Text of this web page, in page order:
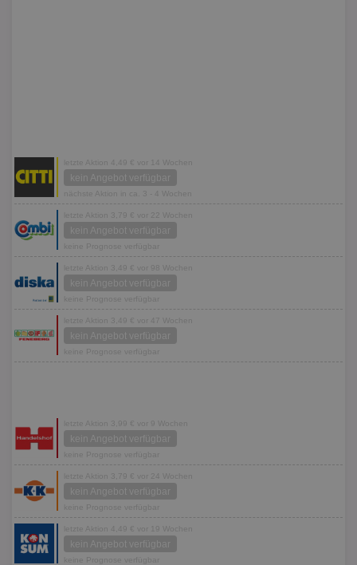
letzte Aktion 4,49 € vor 14 Wochen
kein Angebot verfügbar
nächste Aktion in ca. 3 - 4 Wochen
letzte Aktion 3,79 € vor 22 Wochen
kein Angebot verfügbar
keine Prognose verfügbar
letzte Aktion 3,49 € vor 98 Wochen
kein Angebot verfügbar
keine Prognose verfügbar
letzte Aktion 3,49 € vor 47 Wochen
kein Angebot verfügbar
keine Prognose verfügbar
letzte Aktion 3,99 € vor 9 Wochen
kein Angebot verfügbar
keine Prognose verfügbar
letzte Aktion 3,79 € vor 24 Wochen
kein Angebot verfügbar
keine Prognose verfügbar
letzte Aktion 4,49 € vor 19 Wochen
kein Angebot verfügbar
keine Prognose verfügbar